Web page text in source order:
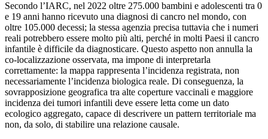
Secondo l’IARC, nel 2022 oltre 275.000 bambini e adolescenti tra 0
e 19 anni hanno ricevuto una diagnosi di cancro nel mondo, con
oltre 105.000 decessi; la stessa agenzia precisa tuttavia che i numeri
reali potrebbero essere molto più alti, perché in molti Paesi il cancro
infantile è difficile da diagnosticare. Questo aspetto non annulla la
co-localizzazione osservata, ma impone di interpretarla
correttamente: la mappa rappresenta l’incidenza registrata, non
necessariamente l’incidenza biologica reale. Di conseguenza, la
sovrapposizione geografica tra alte coperture vaccinali e maggiore
incidenza dei tumori infantili deve essere letta come un dato
ecologico aggregato, capace di descrivere un pattern territoriale ma
non, da solo, di stabilire una relazione causale.